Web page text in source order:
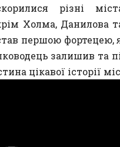
різні
Холма, Данилова
першою фортецею,
залишив та
цікавої історії